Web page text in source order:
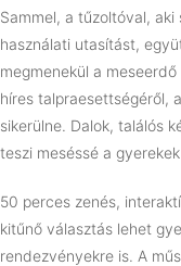
Sammel, a tűzoltóval,
használati utasítást,
megmenekül a
híres talpraesettségéről,
sikerülne. Dalok, találós
teszi meséssé a
50 perces zenés,
kitűnő választás lehet
rendezvényekre is. A